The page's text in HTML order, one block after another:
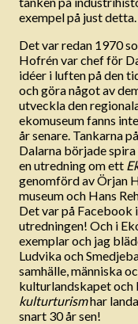
exempel på just
Det var redan 1970
Hofrén var chef för
idéer i luften på den
och göra något av
utveckla den
ekomuseum fanns
år senare. Tankarna
Dalarna började
en utredning om ett
genomförd av Örjan
museum och Hans
Det var på Facebook
utredningen! Och i
exemplar och jag
Ludvika och
samhälle, människa
kulturlandskapet och
kulturturismhar
snart 30 år sen!